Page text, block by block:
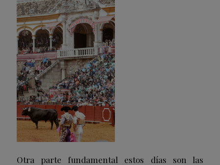
Otra parte fundamental estos días son las